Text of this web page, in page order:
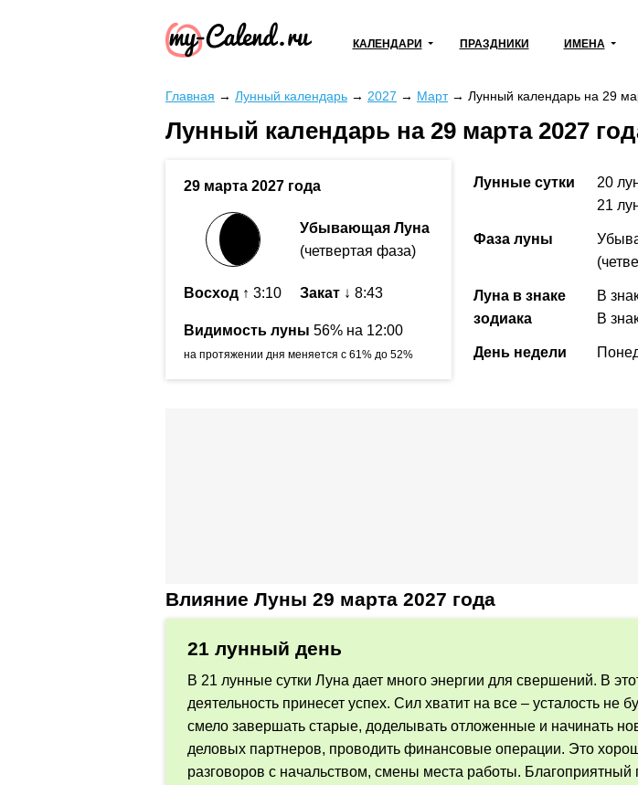
КАЛЕНДАРИ ПРАЗДНИКИ ИМЕНА
Главная → Лунный календарь → 2027 → Март→ Лунный календарь на 29
Лунный календарь на 29 марта 2027
29 марта 2027 года
Убывающая Луна
(четвертая фаза)
Восход ↑ 3:10 Закат ↓ 8:43
Видимость луны 56% на 12:00
на протяжении дня меняется с 61% до 52%
Лунные сутки 20
21
Фаза луны
Луна в знаке
зодиака
В
В
День недели
Влияние Луны 29 марта 2027 года
21 лунный день
В 21 лунные сутки Луна дает много энергии для свершений. В
деятельность принесет успех. Сил хватит на все – усталость не
смело завершать старые, доделывать отложенные и начинать
деловых партнеров, проводить финансовые операции. Это
разговоров с начальством, смены места работы.